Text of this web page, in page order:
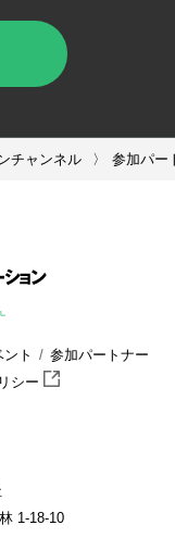
チャンネル 参加パー
ト
参加パートナー
シー
1-18-10